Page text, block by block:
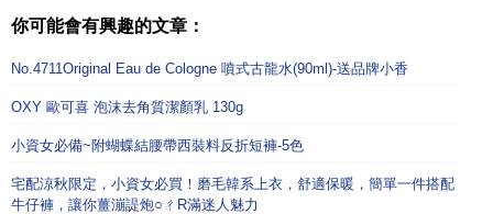
你可能會有興趣的文章：
No.4711Original Eau de Cologne 噴式古龍水(90ml)-送品牌小香
OXY 歐可喜 泡沫去角質潔顏乳 130g
小資女必備~附蝴蝶結腰帶西裝料反折短褲-5色
宅配涼秋限定，小資女必買！磨毛韓系上衣，舒適保暖，簡單一件搭配
牛仔褲，讓你薑漰諟炮○ㄔR滿迷人魅力